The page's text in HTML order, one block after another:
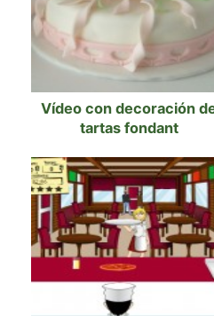
Vídeo con decoración
tartas fondant